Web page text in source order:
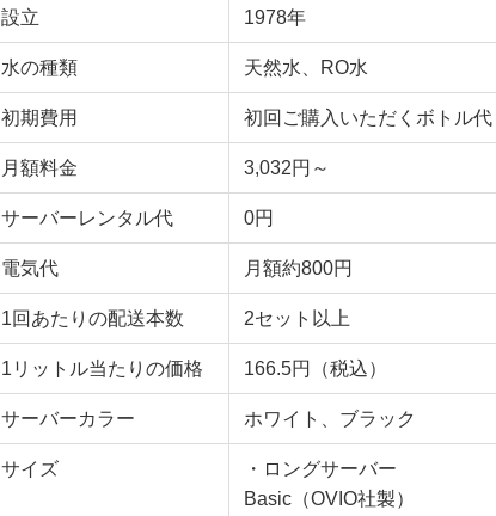
設立 1978年
水の種類 天然水、RO水
初期費用 初回ご購入いただくボトル代
月額料金 3,032円～
サーバーレンタル代 0円
電気代 月額約800円
1回あたりの配送本数 2セット以上
1リットル当たりの価格 166.5円（税込）
サーバーカラー ホワイト、ブラック
サイズ
・ロングサーバー
Basic（OVIO社製）